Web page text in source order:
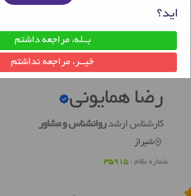
روانشناس خوب شیراز رضا همایونی
رضا همایونی
کارشناس ارشدروانشناس و مشاور
شیراز
شماره نظام :35915
اید؟
بــله، مراجعه داشتم
خیــر، مراجعه نداشتم